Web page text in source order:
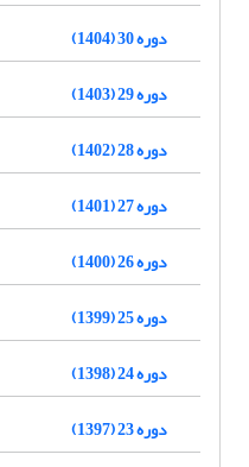
دوره 30 (1404)
دوره 29 (1403)
دوره 28 (1402)
دوره 27 (1401)
دوره 26 (1400)
دوره 25 (1399)
دوره 24 (1398)
دوره 23 (1397)